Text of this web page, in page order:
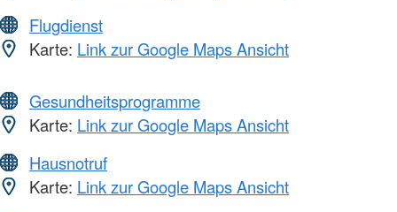
Flugdienst
Karte: Link zur Google Maps Ansicht
Gesundheitsprogramme
Karte: Link zur Google Maps Ansicht
Hausnotruf
Karte: Link zur Google Maps Ansicht